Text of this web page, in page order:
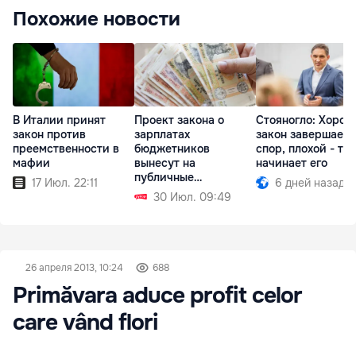
Похожие новости
В Италии принят
закон против
преемственности в
мафии
17 Июл. 22:11
Проект закона о
зарплатах
бюджетников
вынесут на
публичные
обсуждения в
сентябре
30 Июл. 09:49
Стояногло:
закон завершает
спор, плохой -
начинает его
6 дней назад
26 апреля 2013, 10:24 688
Primăvara aduce profit celor
care vând flori